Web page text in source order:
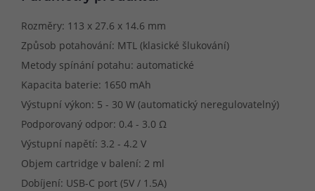
Rozměry: 113 x 27.6 x 14.6 mm
Způsob potahování: MTL (klasické šlukování)
Metody spínání potahu: automatické
Kapacita baterie: 1650 mAh
Výstupní výkon: 5 - 30 W (automatický neregulovatelný)
Podporovaný odpor: 0.4 - 3.0 Ω
Výstupní napětí: 3.2 - 4.2 V
Objem cartridge v balení: 2 ml
Dobíjení: USB-C port (5V / 1.5A)